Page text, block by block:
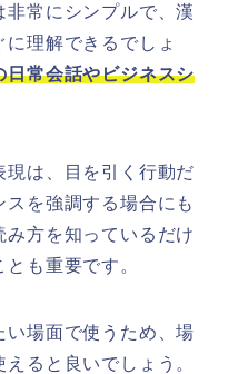
非常にシンプルで、漢
理解できるでしょ
日常会話やビジネスシ
は、目を引く行動だ
を強調する場合にも
方を知っているだけ
も重要です。
場面で使うため、場
ると良いでしょう。